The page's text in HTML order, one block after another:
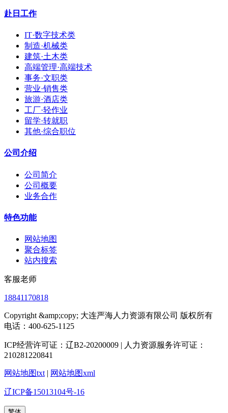
赴日工作
IT·数字技术类
制造·机械类
建筑·土木类
高端管理·高端技术
事务·文职类
营业·销售类
旅游·酒店类
工厂·轻作业
留学·转就职
其他·综合职位
公司介绍
公司简介
公司概要
业务合作
特色功能
网站地图
聚合标签
站内搜索
客服老师
18841170818
Copyright &amp;copy; 大连严海人力资源有限公司 版权所有
电话：400-625-1125
ICP经营许可证：辽B2-20200009 | 人力资源服务许可证：
210281220841
网站地图txt | 网站地图xml
辽ICP备15013104号-16